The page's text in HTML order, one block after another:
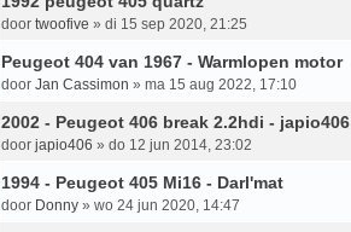
door twoofive » di 15 sep 2020, 21:25
Peugeot 404 van 1967 - Warmlopen motor
door Jan Cassimon » ma 15 aug 2022, 17:10
2002 - Peugeot 406 break 2.2hdi - japio406
door japio406 » do 12 jun 2014, 23:02
1994 - Peugeot 405 Mi16 - Darl'mat
door Donny » wo 24 jun 2020, 14:47